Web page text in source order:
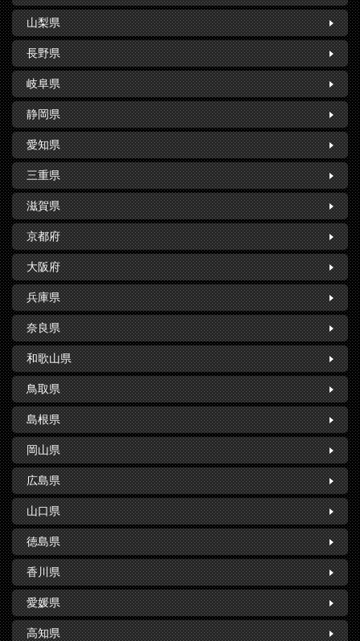
山梨県
長野県
岐阜県
静岡県
愛知県
三重県
滋賀県
京都府
大阪府
兵庫県
奈良県
和歌山県
鳥取県
島根県
岡山県
広島県
山口県
徳島県
香川県
愛媛県
高知県